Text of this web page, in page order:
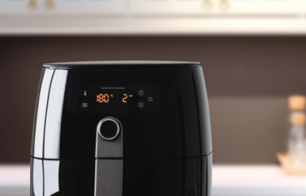
FREIDORA DE AIRE